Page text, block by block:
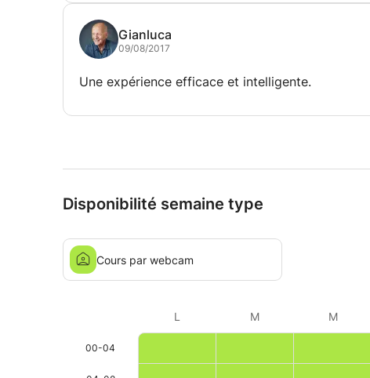
Gianluca
09/08/2017
Une expérience efficace et intelligente.
Disponibilité semaine type
Cours par webcam
L M M
00-04